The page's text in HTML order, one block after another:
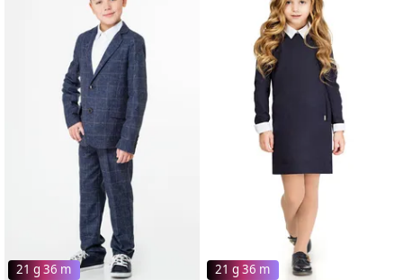
21 g 36 m 21 g 36 m